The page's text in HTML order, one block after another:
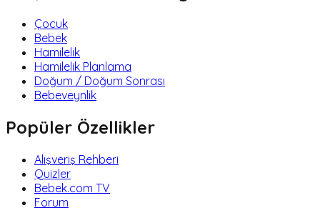
Çocuk
Bebek
Hamilelik
Hamilelik Planlama
Doğum / Doğum Sonrası
Bebeveynlik
Popüler Özellikler
Alışveriş Rehberi
Quizler
Bebek.com TV
Forum